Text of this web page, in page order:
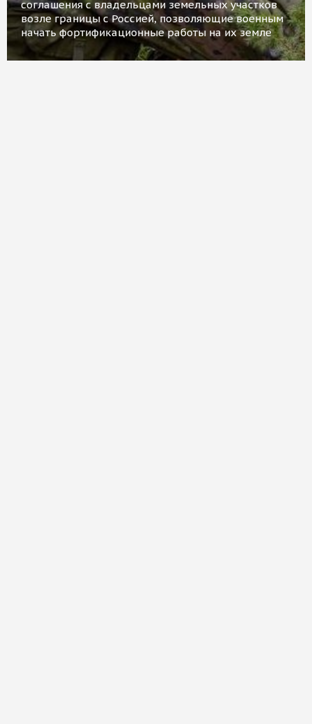
соглашения с владельцами земельных участков
возле границы с Россией, позволяющие военным
начать фортификационные работы на их земле